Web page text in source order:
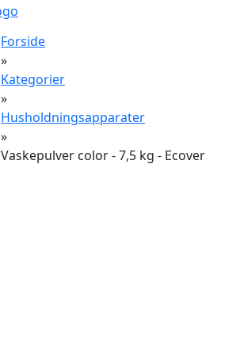
Forside
»
Kategorier
»
Husholdningsapparater
»
Vaskepulver color - 7,5 kg - Ecover